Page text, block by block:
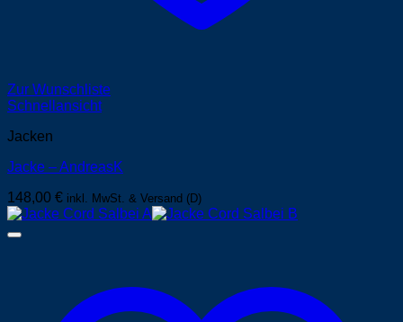
Zur Wunschliste
Schnellansicht
Jacken
Jacke – AndreasK
148,00 € inkl. MwSt. & Versand (D)